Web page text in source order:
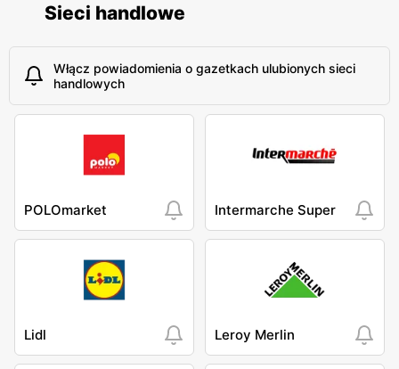
Sieci handlowe
Włącz powiadomienia o gazetkach ulubionych sieci
handlowych
POLOmarket Intermarche Super
Lidl Leroy Merlin